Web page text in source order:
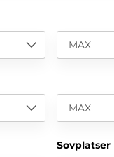
MAX
MAX
Sovplatser